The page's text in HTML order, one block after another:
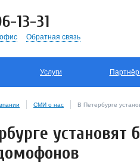
13-31
Обратная связь
Услуги
СМИ о нас В Петербурге
установят